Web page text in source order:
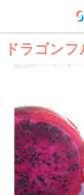
ドラゴンフ